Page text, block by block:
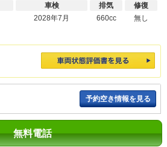
車検
2028年7月
排気
660cc
修復
無し
予約空き情報を見る
無料電話